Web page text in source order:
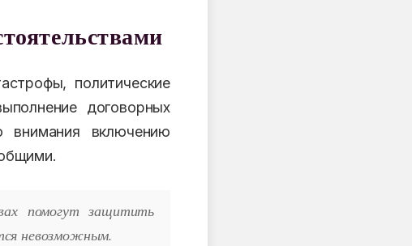
политические
договорных
внимания включению
помогут защитить
невозможным.